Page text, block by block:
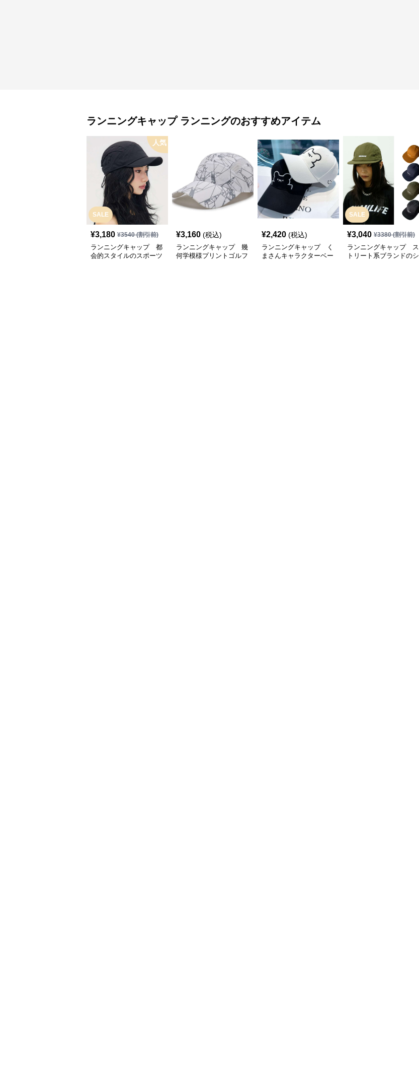
ランニングキャップ ランニングのおすすめアイテム
SALE
人気
¥3,180 ¥3540(割引前)
ランニングキャップ 都
会的スタイルのスポーツ
¥3,160 (税込)
ランニングキャップ 幾
何学模様プリントゴルフ
¥2,420 (税込)
ランニングキャップ く
まさんキャラクターベー
SALE
¥3,040 ¥3380(割引前)
ランニングキャップ ス
トリート系ブランドのシ